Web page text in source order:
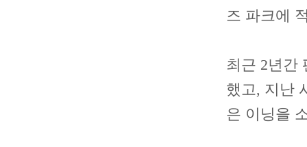
즈 파크에
최근 2년간
했고, 지난
은 이닝을